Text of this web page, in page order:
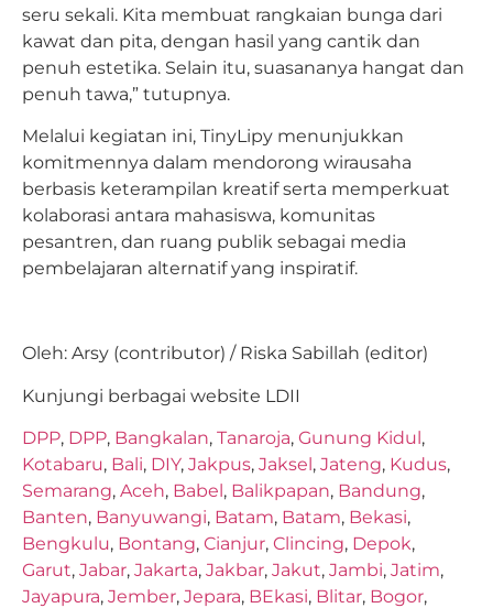
seru sekali. Kita membuat rangkaian bunga dari
kawat dan pita, dengan hasil yang cantik dan
penuh estetika. Selain itu, suasananya hangat dan
penuh tawa,” tutupnya.
Melalui kegiatan ini, TinyLipy menunjukkan
komitmennya dalam mendorong wirausaha
berbasis keterampilan kreatif serta memperkuat
kolaborasi antara mahasiswa, komunitas
pesantren, dan ruang publik sebagai media
pembelajaran alternatif yang inspiratif.
Oleh: Arsy (contributor) / Riska Sabillah (editor)
Kunjungi berbagai website LDII
DPP, DPP, Bangkalan, Tanaroja, Gunung Kidul,
Kotabaru, Bali, DIY, Jakpus, Jaksel, Jateng, Kudus,
Semarang, Aceh, Babel, Balikpapan, Bandung,
Banten, Banyuwangi, Batam, Batam, Bekasi,
Bengkulu, Bontang, Cianjur, Clincing, Depok,
Garut, Jabar, Jakarta, Jakbar, Jakut, Jambi, Jatim,
Jayapura, Jember, Jepara, BEkasi, Blitar, Bogor,